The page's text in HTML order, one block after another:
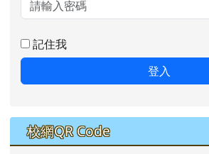
記住我
登入
校網QR Code